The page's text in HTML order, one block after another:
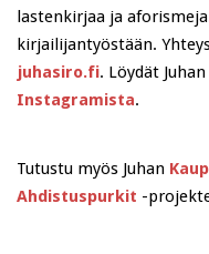
lastenkirjaa ja
kirjailijantyöstään.
juhasiro.fi. Löydät
Instagramista.
Tutustu myös Juhan
Ahdistuspurkit -